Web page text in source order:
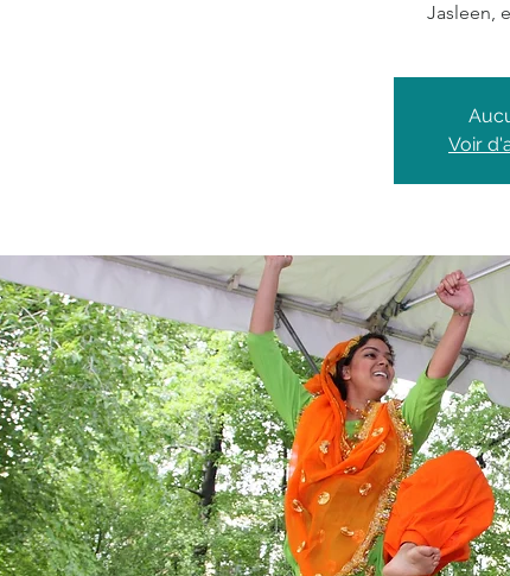
Jasleen,
Voir